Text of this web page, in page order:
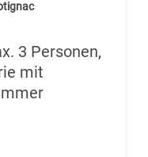
3 Personen,
mit